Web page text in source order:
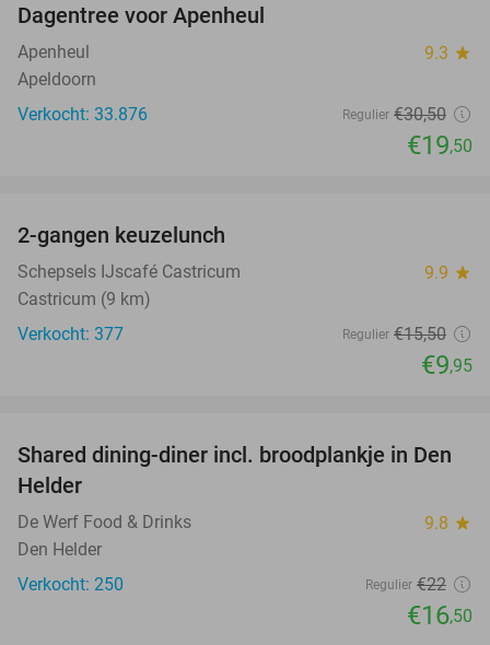
Dagentree voor Apenheul
Apenheul 9.3 star
Apeldoorn
Verkocht: 33.876
Regulier €30,50
€19,50
2-gangen keuzelunch
Schepsels IJscafé Castricum 9.9 star
Castricum (9 km)
Verkocht: 377
Regulier €15,50
€9,95
25%
Shared dining-diner incl. broodplankje in Den
Helder
De Werf Food & Drinks 9.8 star
Den Helder
Verkocht: 250
Regulier €22
€16,50